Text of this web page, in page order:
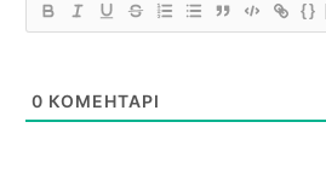
{}
0 КОМЕНТАРІ